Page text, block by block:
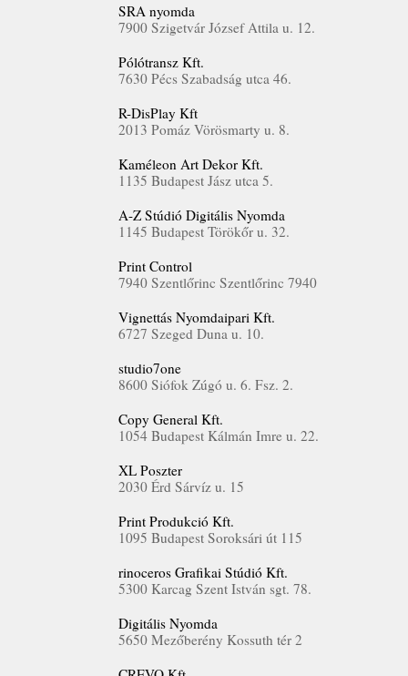
SRA nyomda
7900 Szigetvár József Attila u. 12.
Pólótransz Kft.
7630 Pécs Szabadság utca 46.
R-DisPlay Kft
2013 Pomáz Vörösmarty u. 8.
Kaméleon Art Dekor Kft.
1135 Budapest Jász utca 5.
A-Z Stúdió Digitális Nyomda
1145 Budapest Törökőr u. 32.
Print Control
7940 Szentlőrinc Szentlőrinc 7940
Vignettás Nyomdaipari Kft.
6727 Szeged Duna u. 10.
studio7one
8600 Siófok Zúgó u. 6. Fsz. 2.
Copy General Kft.
1054 Budapest Kálmán Imre u. 22.
XL Poszter
2030 Érd Sárvíz u. 15
Print Produkció Kft.
1095 Budapest Soroksári út 115
rinoceros Grafikai Stúdió Kft.
5300 Karcag Szent István sgt. 78.
Digitális Nyomda
5650 Mezőberény Kossuth tér 2